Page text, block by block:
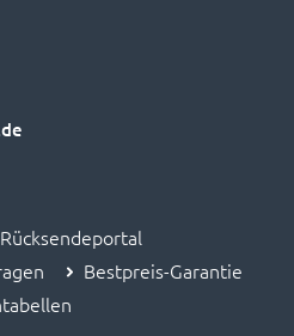
Rücksendeportal
Bestpreis-Garantie